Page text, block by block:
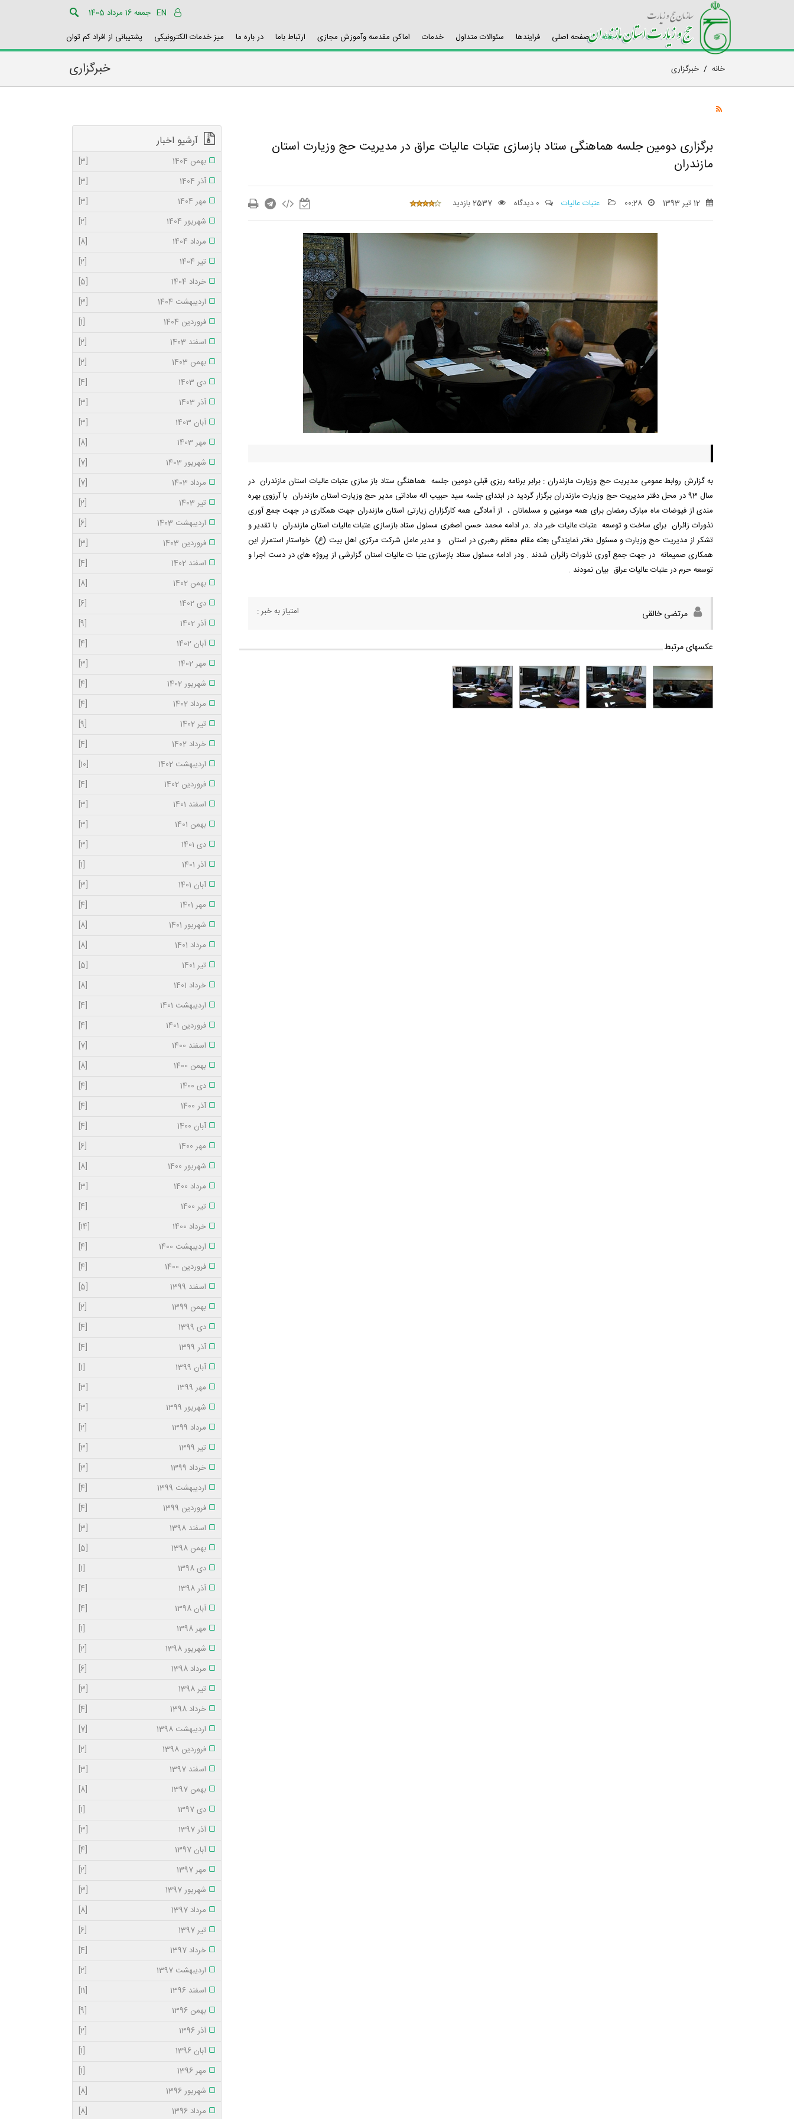
جمعه 16 مرداد 1405 EN
خانه
صفحه اصلی فرایندها سئوالات متداول خدمات اماکن مقدسه وآموزش مجازی ارتباط باما در باره ما میز خدمات الکترونیکی پشتیبانی از افراد کم توان
خبرگزاری خانه / خبرگزاری
برگزاری دومین جلسه هماهنگی ستاد بازسازی عتبات عالیات عراق در مدیریت حج وزیارت استان
مازندران
12 تیر 1393 00:28 عتبات عالیات 0 دیدگاه 2537 بازدید
به گزارش روابط عمومی مدیریت حج وزیارت مازندران : برابر برنامه ریزی قبلی دومین جلسه هماهنگی ستاد باز سازی عتبات عالیات استان مازندران در
سال 93 در محل دفتر مدیریت حج وزیارت مازندران برگزار گردید در ابتدای جلسه سید حبیب اله ساداتی مدیر حج وزیارت استان مازندران با آرزوی بهره
مندی از فیوضات ماه مبارک رمضان برای همه مومنین و مسلمانان ، از آمادگی همه کارگزاران زیارتی استان مازندران جهت همکاری در جهت جمع آوری
نذورات زائران برای ساخت و توسعه عتبات عالیات خبر داد .در ادامه محمد حسن اصغری مسئول ستاد بازسازی عتبات عالیات استان مازندران با تقدیر و
تشکر از مدیریت حج وزیارت و مسئول دفتر نمایندگی بعثه مقام معظم رهبری در استان و مدیر عامل شرکت مرکزی اهل بیت (ع) خواستار استمرار این
همکاری صمیمانه در جهت جمع آوری نذورات زائران شدند . ودر ادامه مسئول ستاد بازسازی عتبا ت عالیات استان گزارشی از پروژه های در دست اجرا و
توسعه حرم در عتبات عالیات عراق بیان نمودند .
مرتضی خالقی امتیاز به خبر :
عکسهای مرتبط
آرشیو اخبار
بهمن 1404
[3]
آذر 1404
[3]
مهر 1404
[3]
شهریور 1404
[2]
مرداد 1404
[8]
تیر 1404
[2]
خرداد 1404
[5]
اردیبهشت 1404
[3]
فروردین 1404
[1]
اسفند 1403
[2]
بهمن 1403
[2]
دی 1403
[4]
آذر 1403
[3]
آبان 1403
[3]
مهر 1403
[8]
شهریور 1403
[7]
مرداد 1403
[7]
تیر 1403
[2]
اردیبهشت 1403
[6]
فروردین 1403
[3]
اسفند 1402
[4]
بهمن 1402
[8]
دی 1402
[6]
آذر 1402
[9]
آبان 1402
[4]
مهر 1402
[3]
شهریور 1402
[4]
مرداد 1402
[4]
تیر 1402
[9]
خرداد 1402
[4]
اردیبهشت 1402
[10]
فروردین 1402
[4]
اسفند 1401
[3]
بهمن 1401
[3]
دی 1401
[3]
آذر 1401
[1]
آبان 1401
[3]
مهر 1401
[4]
شهریور 1401
[8]
مرداد 1401
[8]
تیر 1401
[5]
خرداد 1401
[8]
اردیبهشت 1401
[4]
فروردین 1401
[4]
اسفند 1400
[7]
بهمن 1400
[8]
دی 1400
[4]
آذر 1400
[4]
آبان 1400
[4]
مهر 1400
[6]
شهریور 1400
[8]
مرداد 1400
[3]
تیر 1400
[4]
خرداد 1400
[14]
اردیبهشت 1400
[4]
فروردین 1400
[4]
اسفند 1399
[5]
بهمن 1399
[2]
دی 1399
[4]
آذر 1399
[4]
آبان 1399
[1]
مهر 1399
[3]
شهریور 1399
[3]
مرداد 1399
[2]
تیر 1399
[3]
خرداد 1399
[3]
اردیبهشت 1399
[4]
فروردین 1399
[4]
اسفند 1398
[3]
بهمن 1398
[5]
دی 1398
[1]
آذر 1398
[4]
آبان 1398
[4]
مهر 1398
[1]
شهریور 1398
[2]
مرداد 1398
[6]
تیر 1398
[3]
خرداد 1398
[4]
اردیبهشت 1398
[7]
فروردین 1398
[2]
اسفند 1397
[3]
بهمن 1397
[8]
دی 1397
[1]
آذر 1397
[3]
آبان 1397
[4]
مهر 1397
[2]
شهریور 1397
[3]
مرداد 1397
[8]
تیر 1397
[6]
خرداد 1397
[4]
اردیبهشت 1397
[2]
اسفند 1396
[11]
بهمن 1396
[9]
آذر 1396
[2]
آبان 1396
[1]
مهر 1396
[1]
شهریور 1396
[8]
مرداد 1396
[8]